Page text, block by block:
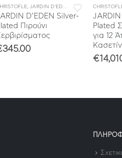
,ΜΕΜΟΝΩΜΕΝΑ ΜΑΧΑΙΡΟΠΙΡΟΥΝΑ,
, JARDIN D'EDEN ΜΑΧΑΙΡΟΠΙΡΟΥΝΑ
D’EDEN Silver-
Πιρούνι
345.00
JARDIN
Plated
για 12
€